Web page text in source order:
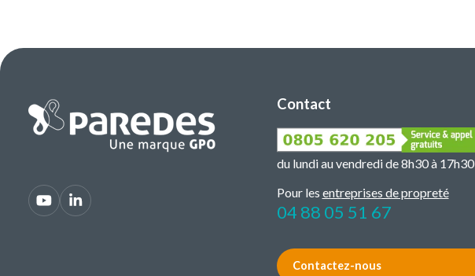
Contact
du lundi au vendredi de 8h30 à 17h30
Pour les entreprises de propreté
04 88 05 51 67
Contactez-nous